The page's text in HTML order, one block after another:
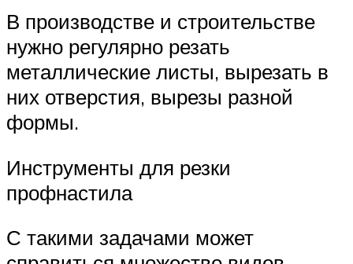
В производстве и строительстве
нужно регулярно резать
металлические листы, вырезать в
них отверстия, вырезы разной
формы.
Инструменты для резки
профнастила
С такими задачами может